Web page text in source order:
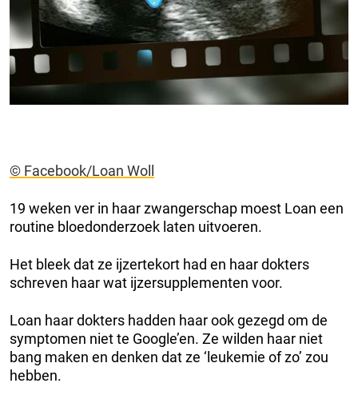
© Facebook/Loan Woll
19 weken ver in haar zwangerschap moest Loan een
routine bloedonderzoek laten uitvoeren.
Het bleek dat ze ijzertekort had en haar dokters
schreven haar wat ijzersupplementen voor.
Loan haar dokters hadden haar ook gezegd om de
symptomen niet te Google’en. Ze wilden haar niet
bang maken en denken dat ze ‘leukemie of zo’ zou
hebben.